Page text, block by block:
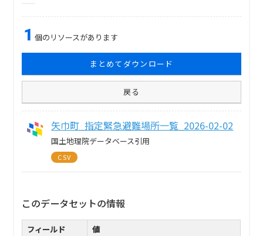
1 個のリソースがあります
まとめてダウンロード
戻る
矢巾町_指定緊急避難場所一覧_2026-02-02
国土地理院データベース引用
CSV
このデータセットの情報
フィールド
値